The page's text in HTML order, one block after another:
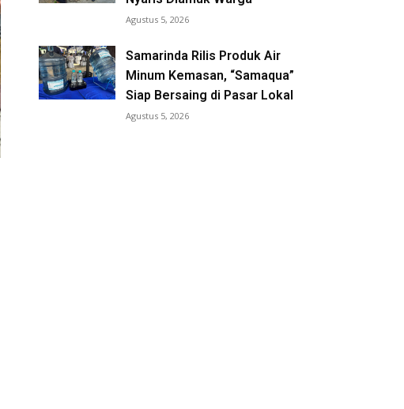
Agustus 5, 2026
Samarinda Rilis Produk Air
Minum Kemasan, “Samaqua”
Siap Bersaing di Pasar Lokal
Agustus 5, 2026